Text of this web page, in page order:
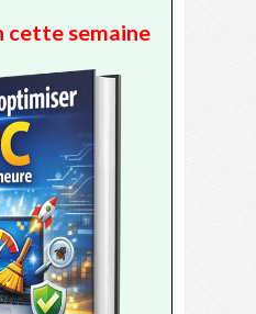
cette semaine